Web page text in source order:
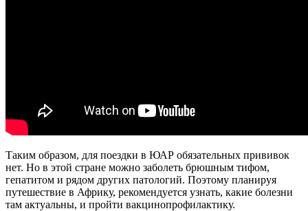
Таким образом, для поездки в ЮАР обязательных прививок
нет. Но в этой стране можно заболеть брюшным тифом,
гепатитом и рядом других патологий. Поэтому планируя
путешествие в Африку, рекомендуется узнать, какие болезни
там актуальны, и пройти вакцинопрофилактику.